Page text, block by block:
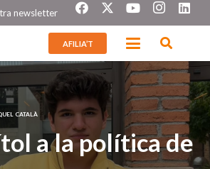
newsletter
AFILIA’T
CATALÀ
a la política de